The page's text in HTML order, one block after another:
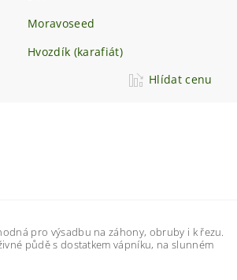
Moravoseed
Hvozdík (karafiát)
Hlídat cenu
pro výsadbu na záhony, obruby i k řezu.
půdě s dostatkem vápníku, na slunném